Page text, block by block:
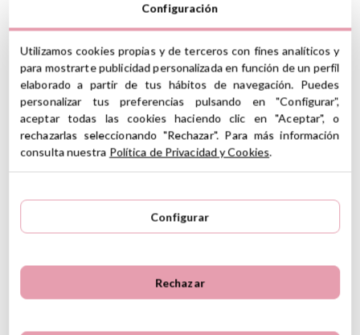
¡El clásico juego de lógica en su versión de viaje, perfecto para
llevar contigo a todas partes!
El objetivo es liberar al coche rojo de un atasco. Para ello, escoge
uno de los retos y coloca los vehículos en el tablero según se
indica en las instrucciones. Luego, desliza los vehículos hacia
adelante o hacia atrás para despejar el camino y permitir que el
coche rojo pueda salir. ¡Si lo consigues, habrás ganado la partida!
CARACTERÍSTICAS
Tamaño pocket para llevar contigo de viaje
Configuración
Utilizamos cookies propias y de terceros con fines analíticos y
para mostrarte publicidad personalizada en función de un perfil
elaborado a partir de tus hábitos de navegación. Puedes
personalizar tus preferencias pulsando en "Configurar",
aceptar todas las cookies haciendo clic en "Aceptar", o
rechazarlas seleccionando "Rechazar". Para más información
consulta nuestra Política de Privacidad y Cookies.
Configurar
Rechazar